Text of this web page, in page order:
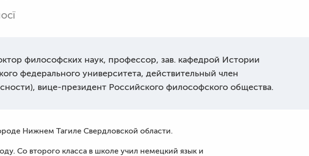
философских наук, профессор, зав. кафедрой Истории
федерального университета, действительный член
вице-президент Российского философского общества.
Нижнем Тагиле Свердловской области.
Со второго класса в школе учил немецкий язык и